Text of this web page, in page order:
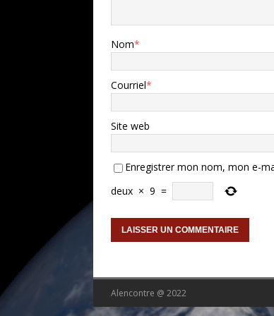
Nom*
Courriel*
Site web
Enregistrer mon nom, mon e-
deux × 9 =
Alencontre @ 2022